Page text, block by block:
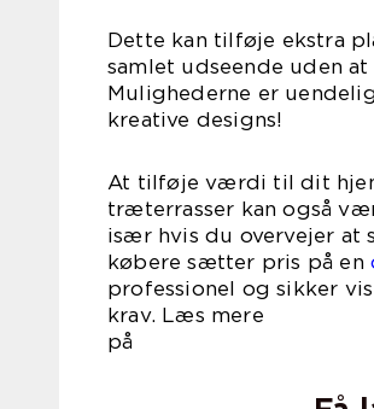
Dette kan tilføje ekstra
samlet udseende uden
Mulighederne er
kreative designs!
At tilføje værdi til dit
træterrasser kan også
især hvis du overvejer at
købere sætter pris på en
professionel og sikker
krav. Læs mere
på